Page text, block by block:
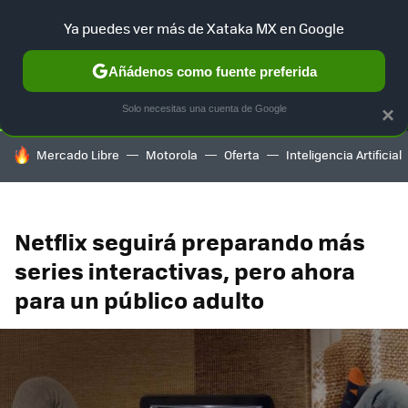
SELECCIÓN GAMING HOME AUTO TERRITORIO
HOY SE HABLA DE
Mercado Libre Motorola Oferta Inteligencia Artificial
Netflix seguirá preparando más
series interactivas, pero ahora
para un público adulto
×
Ya puedes ver más de Xataka MX en Google
Añádenos como fuente preferida
Solo necesitas una cuenta de Google